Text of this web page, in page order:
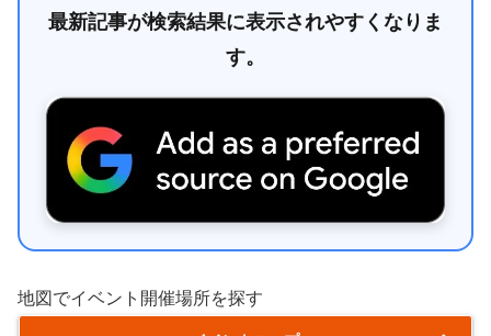
最新記事が検索結果に表示されやすくなりま
す。
地図でイベント開催場所を探す